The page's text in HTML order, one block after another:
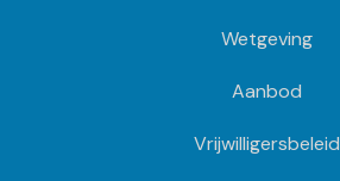
Wetgeving
Aanbod
Vrijwilligersbeleid